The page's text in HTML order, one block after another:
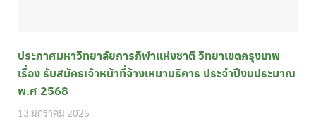
ประกาศมหาวิทยาลัยการกีฬาแห่งชาติ วิทยาเขตกรุงเทพ
เรื่อง รับสมัครเจ้าหน้าที่จ้างเหมาบริการ ประจำปีงบประมาณ
พ.ศ 2568
13 มกราคม 2025